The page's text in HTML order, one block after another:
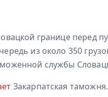
границе перед
из около 350
службы
Закарпатская таможня.